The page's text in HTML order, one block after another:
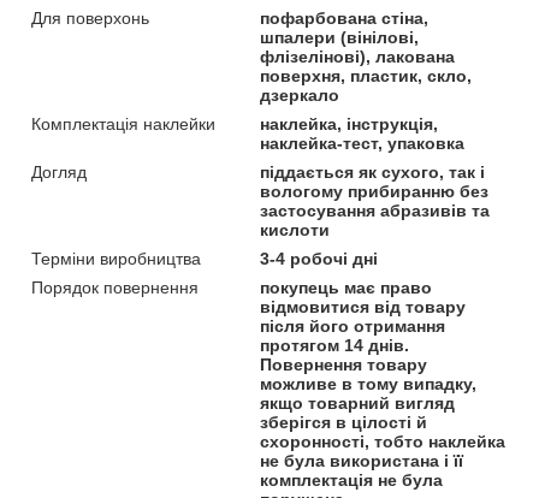
Для поверхонь
пофарбована стіна,
шпалери (вінілові,
флізелінові), лакована
поверхня, пластик, скло,
дзеркало
Комплектація наклейки
наклейка, інструкція,
наклейка-тест, упаковка
Догляд
піддається як сухого, так і
вологому прибиранню без
застосування абразивів та
кислоти
Терміни виробництва
3-4 робочі дні
Порядок повернення
покупець має право
відмовитися від товару
після його отримання
протягом 14 днів.
Повернення товару
можливе в тому випадку,
якщо товарний вигляд
зберігся в цілості й
схоронності, тобто наклейка
не була використана і її
комплектація не була